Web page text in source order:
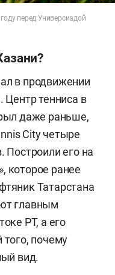
перед Универсиадой
в продвижении
Центр тенниса в
даже раньше,
City четыре
Построили его на
которое ранее
Татарстана
главным
РТ, а его
почему
вид.